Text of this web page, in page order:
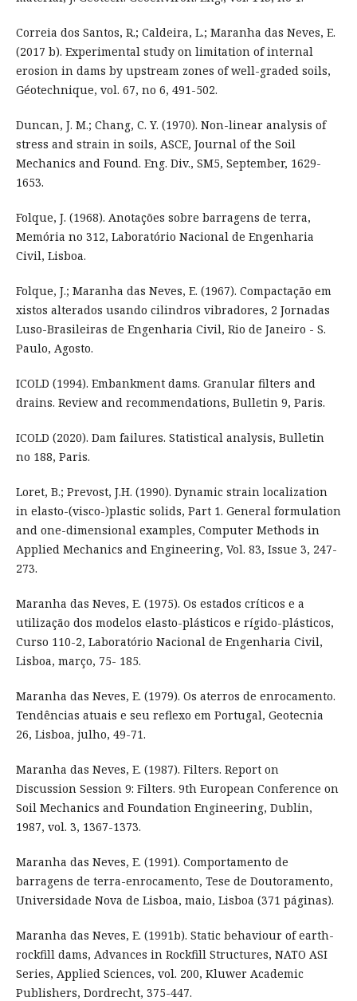
Correia dos Santos, R.; Caldeira, L.; Maranha das Neves, E.
(2017 b). Experimental study on limitation of internal
erosion in dams by upstream zones of well-graded soils,
Géotechnique, vol. 67, no 6, 491-502.
Duncan, J. M.; Chang, C. Y. (1970). Non-linear analysis of
stress and strain in soils, ASCE, Journal of the Soil
Mechanics and Found. Eng. Div., SM5, September, 1629-
1653.
Folque, J. (1968). Anotações sobre barragens de terra,
Memória no 312, Laboratório Nacional de Engenharia
Civil, Lisboa.
Folque, J.; Maranha das Neves, E. (1967). Compactação em
xistos alterados usando cilindros vibradores, 2 Jornadas
Luso-Brasileiras de Engenharia Civil, Rio de Janeiro - S.
Paulo, Agosto.
ICOLD (1994). Embankment dams. Granular filters and
drains. Review and recommendations, Bulletin 9, Paris.
ICOLD (2020). Dam failures. Statistical analysis, Bulletin
no 188, Paris.
Loret, B.; Prevost, J.H. (1990). Dynamic strain localization
in elasto-(visco-)plastic solids, Part 1. General formulation
and one-dimensional examples, Computer Methods in
Applied Mechanics and Engineering, Vol. 83, Issue 3, 247-
273.
Maranha das Neves, E. (1975). Os estados críticos e a
utilização dos modelos elasto-plásticos e rígido-plásticos,
Curso 110-2, Laboratório Nacional de Engenharia Civil,
Lisboa, março, 75- 185.
Maranha das Neves, E. (1979). Os aterros de enrocamento.
Tendências atuais e seu reflexo em Portugal, Geotecnia
26, Lisboa, julho, 49-71.
Maranha das Neves, E. (1987). Filters. Report on
Discussion Session 9: Filters. 9th European Conference on
Soil Mechanics and Foundation Engineering, Dublin,
1987, vol. 3, 1367-1373.
Maranha das Neves, E. (1991). Comportamento de
barragens de terra-enrocamento, Tese de Doutoramento,
Universidade Nova de Lisboa, maio, Lisboa (371 páginas).
Maranha das Neves, E. (1991b). Static behaviour of earth-
rockfill dams, Advances in Rockfill Structures, NATO ASI
Series, Applied Sciences, vol. 200, Kluwer Academic
Publishers, Dordrecht, 375-447.